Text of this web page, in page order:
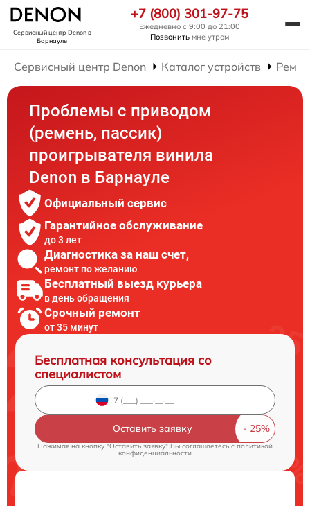
Сервисный центр Denonв
Барнауле
+7 (800) 301-97-75
Ежедневно с 9:00 до 21:00
Позвонить мне утром
Сервисный центр Denon Каталог устройств
Проблемы с приводом
(ремень, пассик)
проигрывателя винила
Denon в Барнауле
Официальный сервис
Гарантийное обслуживание
до 3 лет
Диагностика за наш счет,
ремонт по желанию
Бесплатный выезд курьера
в день обращения
Срочный ремонт
от 35 минут
Бесплатная консультация со
специалистом
Оставить заявку
Нажимая на кнопку "Оставить заявку" Вы соглашаетесь c политикой
конфиденциальности